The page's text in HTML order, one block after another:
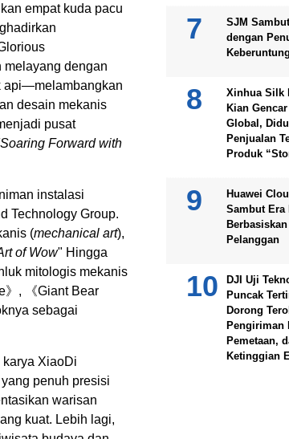
empat kuda pacu
melayang dengan
api—melambangkan
desain mekanis
pusat
Forward with
instalasi
Technology Group.
(mechanical art),
of Wow" Hingga
mitologis mekanis
》, 《Giant Bear
sebagai
karya XiaoDi
penuh presisi
warisan
kuat. Lebih lagi,
SJM
dengan
Xinhua Silk
Kian
Global,
Penjualan
Produk
Huawei
Sambut Era
Pelanggan
DJI Uji
Puncak
Dorong
Pengiriman
Pemetaan,
Ketinggian